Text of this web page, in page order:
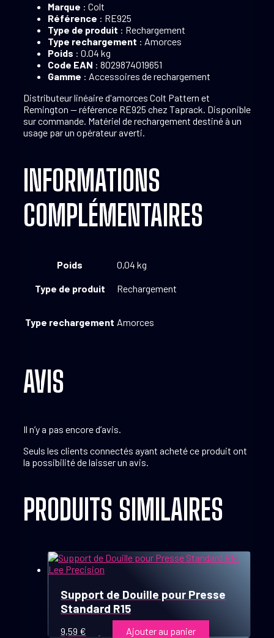
Marque : Colt
Référence : RE925
Type de produit : Rechargement
Type rechargement : Amorces
Poids : 0.04 kg
Code EAN : 8029874019651
Gamme : Accessoires de rechargement
Distributeur linéaire d'amorces Colt Pattern et
Remington — référence RE925 chez Taprack. Disponible
sur commande. Matériel de rechargement destiné à un
usage par un opérateur averti.
INFORMATIONS
COMPLÉMENTAIRES
Poids 0,04 kg
Type de produit Rechargement
Type rechargement Amorces
AVIS
Il n’y a pas encore d’avis.
Seuls les clients connectés ayant acheté ce produit ont
la possibilité de laisser un avis.
PRODUITS SIMILAIRES
Support de Douille pour Presse
Standard R15
9,59 € Ajouter au panier